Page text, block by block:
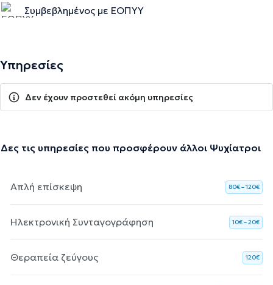
Συμβεβλημένος με ΕΟΠΥΥ
Υπηρεσίες
Δεν έχουν προστεθεί ακόμη υπηρεσίες
Δες τις υπηρεσίες που προσφέρουν άλλοι Ψυχίατροι
Απλή επίσκεψη 80€ – 120€
Ηλεκτρονική Συνταγογράφηση 10€ – 20€
Θεραπεία ζεύγους 120€